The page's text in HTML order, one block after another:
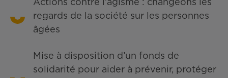
Actions contre l’âgisme : changeons les
regards de la société sur les personnes
âgées
Mise à disposition d’un fonds de
solidarité pour aider à prévenir, protéger